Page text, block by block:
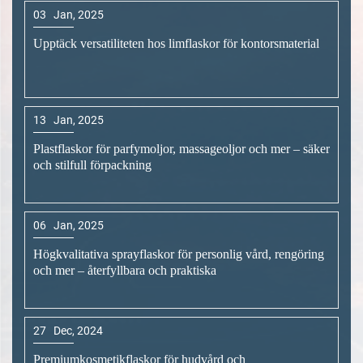
12 May, 2026
Lättviktiga och enfasplastflaskor: Spara kostnader
15 May, 2026
Räkningen ner till den 12 augusti 2026: EU:s förordning
om förpackningar och förpackningsavfall (PPWR) (EU)
30 Apr, 2026
djupdykning i plastflaskindustrin 2026: 8 avgörande
reglerings- och teknikuppdateringar som du inte får
03 Jan, 2025
Upptäck versatiliteten hos limflaskor för kontorsmaterial